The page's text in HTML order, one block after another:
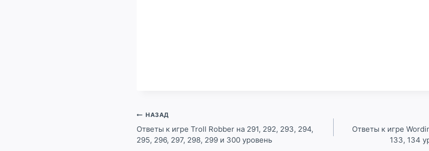
Навигация
по
записям
НАЗАД
Ответы к игре Troll Robber на 291, 292, 293, 294,
295, 296, 297, 298, 299 и 300 уровень
Ответы к игре
133, 134